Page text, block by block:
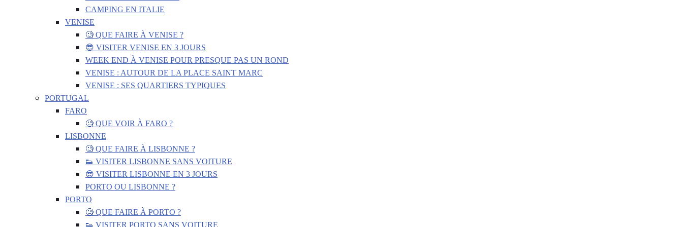
CAMPING EN ITALIE
VENISE
🧐 QUE FAIRE À VENISE ?
😎 VISITER VENISE EN 3 JOURS
WEEK END À VENISE POUR PRESQUE PAS UN ROND
VENISE : AUTOUR DE LA PLACE SAINT MARC
VENISE : SES QUARTIERS TYPIQUES
PORTUGAL
FARO
🧐 QUE VOIR À FARO ?
LISBONNE
🧐 QUE FAIRE À LISBONNE ?
👟 VISITER LISBONNE SANS VOITURE
😎 VISITER LISBONNE EN 3 JOURS
PORTO OU LISBONNE ?
PORTO
🧐 QUE FAIRE À PORTO ?
👟 VISITER PORTO SANS VOITURE